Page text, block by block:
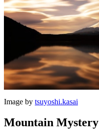
Image by tsuyoshi.kasai
Mountain Mystery